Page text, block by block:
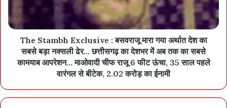
The Stambh Exclusive : बसवराजू मारा गया अर्थात देश का
सबसे बड़ा नक्सली ढेर... छत्तीसगढ़ का देशभर में अब तक का सबसे
कामयाब आपरेशन... माओवादी चीफ राजू 6 फीट ऊंचा, 35 साल पहले
वारंगल से बीटेक, 2.02 करोड़ का ईनामी